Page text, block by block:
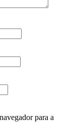
para a